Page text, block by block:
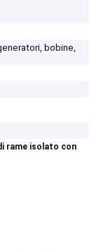
bobine,
rame isolato con